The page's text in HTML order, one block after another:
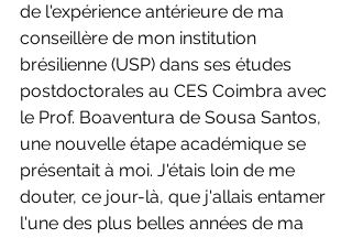
de l'expérience antérieure de ma
conseillère de mon institution
brésilienne (USP) dans ses études
postdoctorales au CES Coimbra avec
le Prof. Boaventura de Sousa Santos,
une nouvelle étape académique se
présentait à moi. J'étais loin de me
douter, ce jour-là, que j'allais entamer
l'une des plus belles années de ma